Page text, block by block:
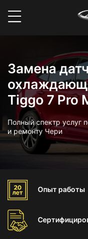
Замена
Tiggo 7 Pro
Полный спектр услуг
и ремонту Чери
Опыт работы